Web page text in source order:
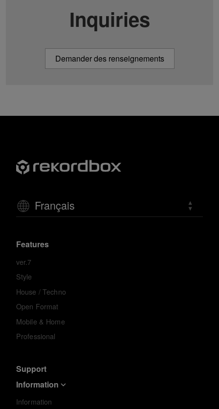
Inquiries
Demander des renseignements
Français
Features
ver.7
Style
House / Techno
Open Format
Mobile & Home
Professional
Support
Information
Information